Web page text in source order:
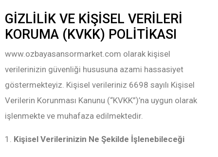
GİZLİLİK VE KİŞİSEL VERİLERİ
KORUMA (KVKK) POLİTİKASI
www.ozbayasansormarket.com olarak kişisel
verilerinizin güvenliği hususuna azami hassasiyet
göstermekteyiz. Kişisel verileriniz 6698 sayılı Kişisel
Verilerin Korunması Kanunu (“KVKK”)’na uygun olarak
işlenmekte ve muhafaza edilmektedir.
1. Kişisel Verilerinizin Ne Şekilde İşlenebileceği